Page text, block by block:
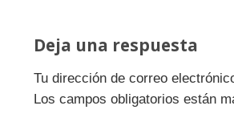
Deja una respuesta
Tu dirección de correo
Los campos obligatorios están